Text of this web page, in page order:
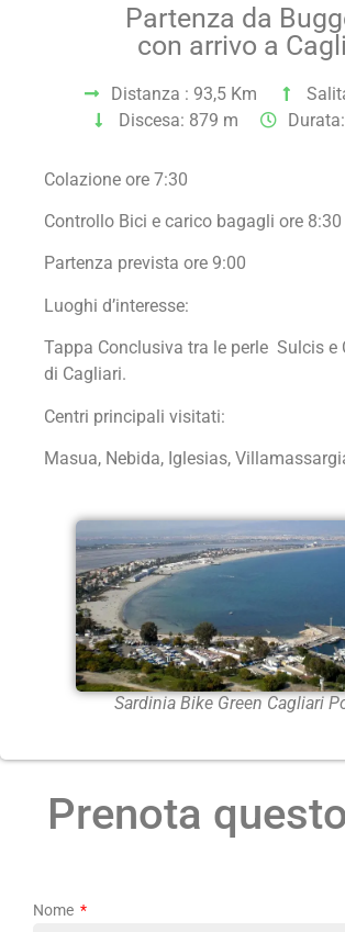
Partenza da
con arrivo a
Distanza : 93,5 Km
Discesa: 879 m
Colazione ore 7:30
Controllo Bici e carico bagagli ore 8:30
Partenza prevista ore 9:00
Luoghi d’interesse:
Tappa Conclusiva tra le perle Sulcis e
di Cagliari.
Centri principali visitati:
Masua, Nebida, Iglesias,
Sardinia Bike Green Cagliari
Prenota
Nome